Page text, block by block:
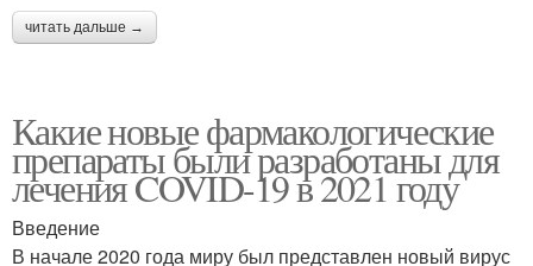
читать дальше →
Какие новые фармакологические
препараты были разработаны для
лечения COVID-19 в 2021 году
Введение
В начале 2020 года миру был представлен новый вирус